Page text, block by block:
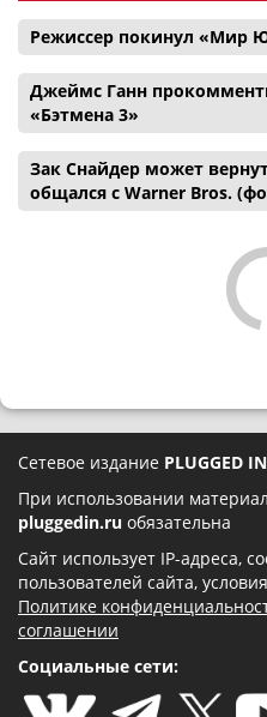
Режиссер покинул «Мир
Джеймс Ганн
«Бэтмена 3»
Зак Снайдер может
общался с Warner Bros.
Сетевое издание PLUGGED
При использовании
pluggedin.ru обязательна
Сайт использует IP-адреса,
пользователей сайта,
Политике
соглашении
Социальные сети: